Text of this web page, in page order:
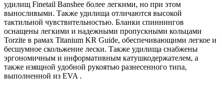
удилищ Finetail Banshee более легкими, но при этом
выносливыми. Также удилища отличаются высокой
тактильной чувствительностью. Бланки спиннингов
оснащены легкими и надежными пропускными кольцами
Torzite в рамах Titanium KR Guide, обеспечивающими легкое и
бесшумное скольжение лески. Также удилища снабжены
эргономичным и информативным катушкодержателем, а
также изящной удобной рукоятью разнесенного типа,
выполненной из EVA .